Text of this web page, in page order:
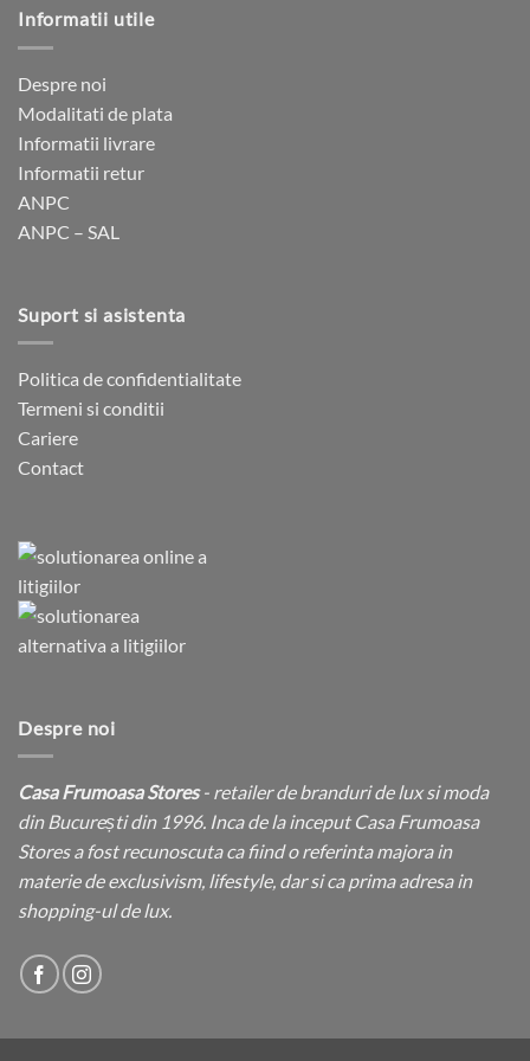
Informatii utile
Despre noi
Modalitati de plata
Informatii livrare
Informatii retur
ANPC
ANPC – SAL
Suport si asistenta
Politica de confidentialitate
Termeni si conditii
Cariere
Contact
Despre noi
Casa Frumoasa Stores- retailer de branduri de lux si moda
din București din 1996. Inca de la inceput Casa Frumoasa
Stores a fost recunoscuta ca fiind o referinta majora in
materie de exclusivism, lifestyle, dar si ca prima adresa in
shopping-ul de lux.